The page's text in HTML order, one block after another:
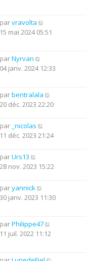
parvravolta
15 mai 2024 05:51
parNyrvan
04 janv. 2024 12:33
parbentralala
20 déc. 2023 22:20
par _nicolas
11 déc. 2023 21:24
parUrs13
28 nov. 2023 15:22
paryannick
30 janv. 2023 11:30
parPhilippe47
11 juil. 2022 11:12